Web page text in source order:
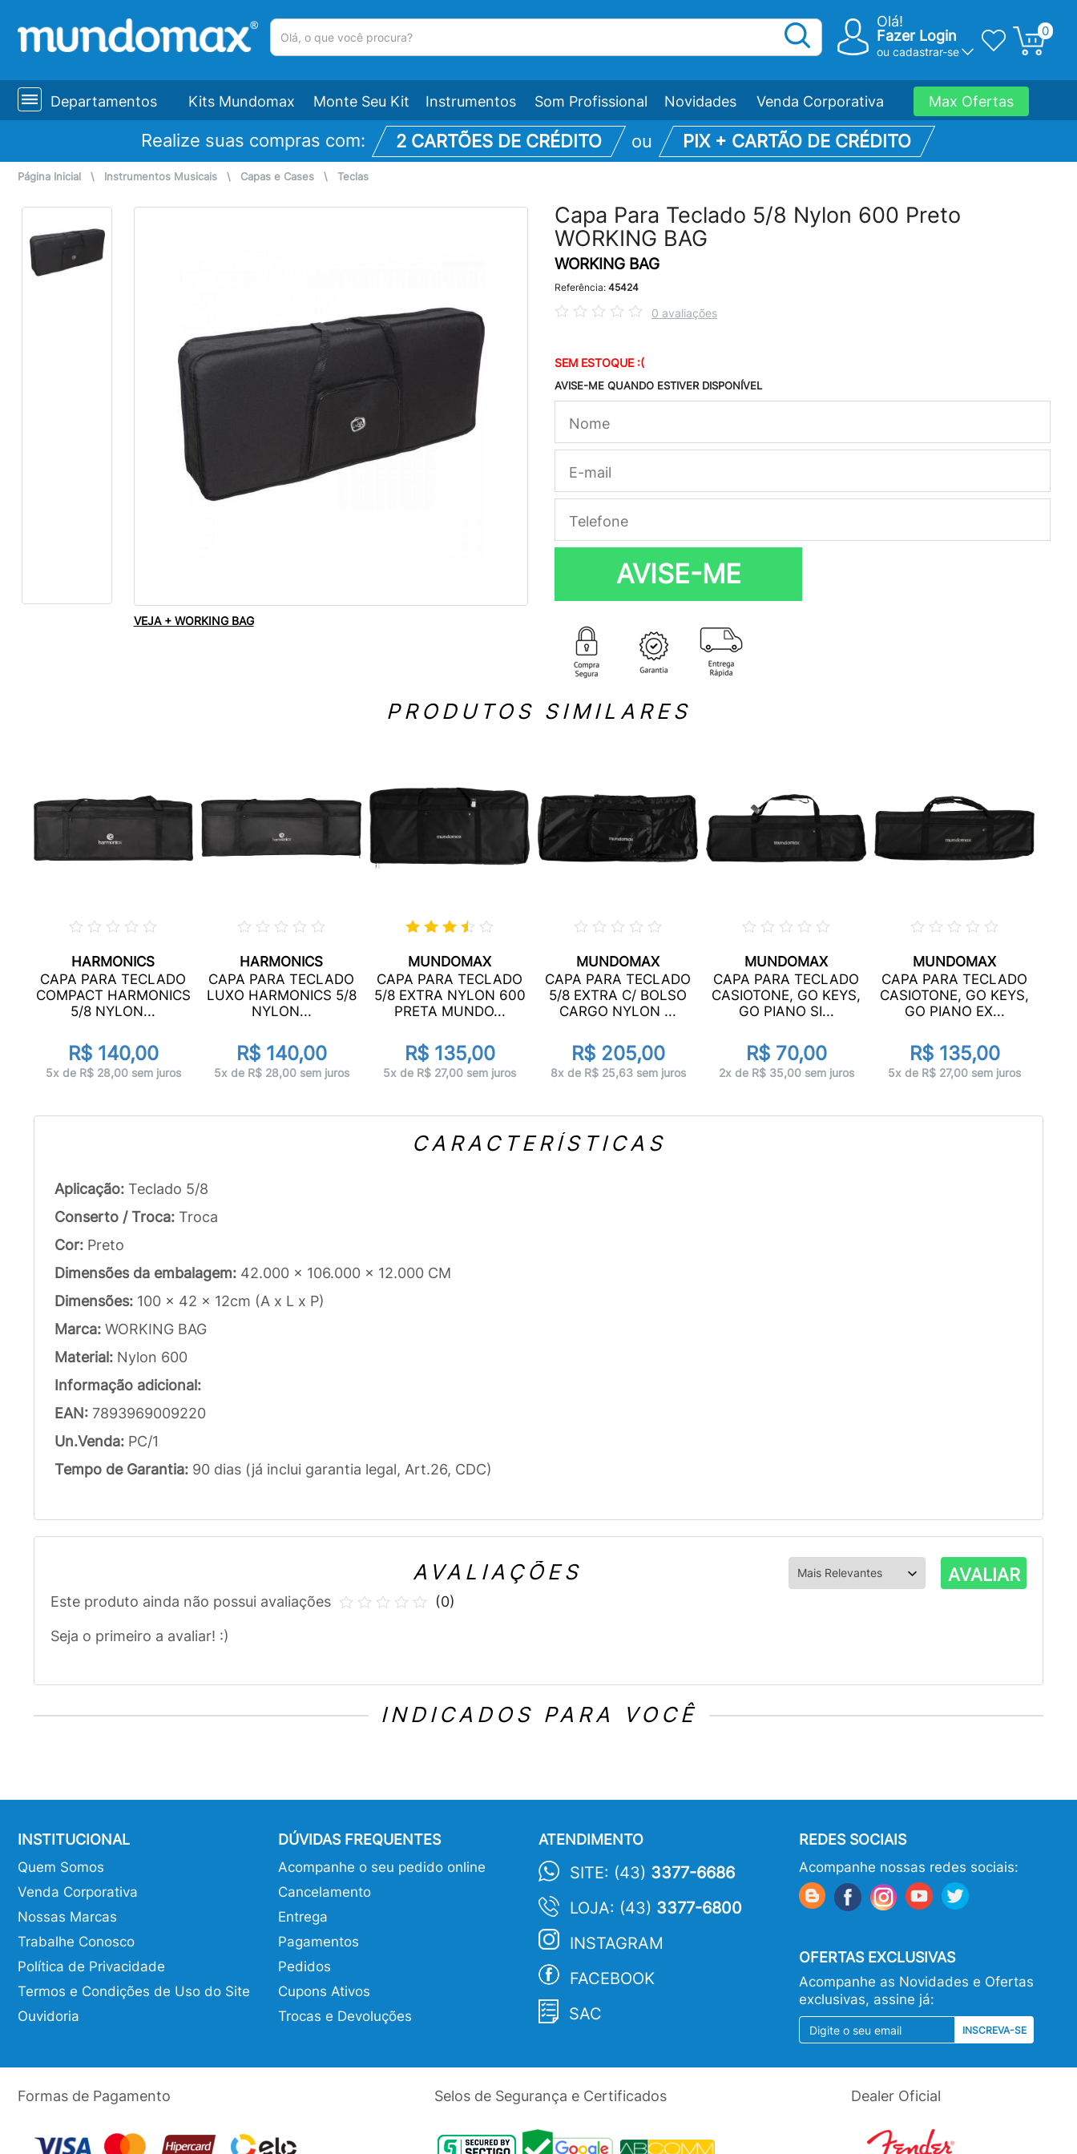
Olá!
Fazer Login
ou cadastrar-se
0
Departamentos Kits Mundomax Monte Seu Kit Instrumentos Som Profissional Novidades Venda Corporativa Max Ofertas
Realize suas compras com: 2 CARTÕES DE CRÉDITO ou PIX + CARTÃO DE CRÉDITO
Página Inicial \ Instrumentos Musicais \ Capas e Cases \ Teclas
VEJA + WORKING BAG
Capa Para Teclado 5/8 Nylon 600 Preto
WORKING BAG
WORKING BAG
Referência: 45424
0 avaliações
SEM ESTOQUE :(
AVISE-ME QUANDO ESTIVER DISPONÍVEL
AVISE-ME
PRODUTOS SIMILARES
HARMONICS
CAPA PARA TECLADO
COMPACT HARMONICS
5/8 NYLON...
R$ 140,00
5x de R$ 28,00 sem juros
HARMONICS
CAPA PARA TECLADO
LUXO HARMONICS 5/8
NYLON...
R$ 140,00
5x de R$ 28,00 sem juros
MUNDOMAX
CAPA PARA TECLADO
5/8 EXTRA NYLON 600
PRETA MUNDO...
R$ 135,00
5x de R$ 27,00 sem juros
MUNDOMAX
CAPA PARA TECLADO
5/8 EXTRA C/ BOLSO
CARGO NYLON ...
R$ 205,00
8x de R$ 25,63 sem juros
MUNDOMAX
CAPA PARA TECLADO
CASIOTONE, GO KEYS,
GO PIANO SI...
R$ 70,00
2x de R$ 35,00 sem juros
MUNDOMAX
CAPA PARA TECLADO
CASIOTONE, GO KEYS,
GO PIANO EX...
R$ 135,00
5x de R$ 27,00 sem juros
CARACTERÍSTICAS
Aplicação: Teclado 5/8
Conserto / Troca: Troca
Cor: Preto
Dimensões da embalagem: 42.000 x 106.000 x 12.000 CM
Dimensões: 100 x 42 x 12cm (A x L x P)
Marca: WORKING BAG
Material: Nylon 600
Informação adicional:
EAN: 7893969009220
Un.Venda: PC/1
Tempo de Garantia: 90 dias (já inclui garantia legal, Art.26, CDC)
AVALIAÇÕES AVALIAR
Este produto ainda não possui avaliações
Seja o primeiro a avaliar! :)
(0)
INDICADOS PARA VOCÊ
INSTITUCIONAL
Quem Somos
Venda Corporativa
Nossas Marcas
Trabalhe Conosco
Política de Privacidade
Termos e Condições de Uso do Site
Ouvidoria
DÚVIDAS FREQUENTES
Acompanhe o seu pedido online
Cancelamento
Entrega
Pagamentos
Pedidos
Cupons Ativos
Trocas e Devoluções
ATENDIMENTO
SITE: (43) 3377-6686
LOJA: (43) 3377-6800
INSTAGRAM
FACEBOOK
SAC
REDES SOCIAIS
Acompanhe nossas redes sociais:
OFERTAS EXCLUSIVAS
Acompanhe as Novidades e Ofertas
exclusivas, assine já:
INSCREVA-SE
Formas de Pagamento Selos de Segurança e Certificados Dealer Oficial